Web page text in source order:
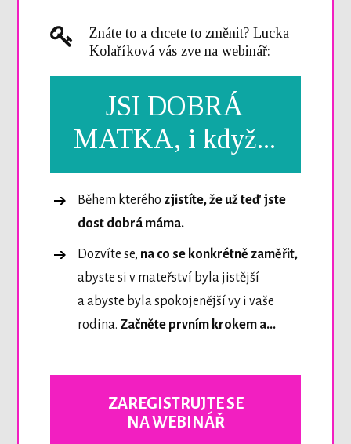
Znáte to a chcete to změnit? Lucka
Kolaříková vás zve na webinář:
JSI DOBRÁ
MATKA, i když...
Během kterého zjistíte, že už teď jste
dost dobrá máma.
Dozvíte se, na co se konkrétně zaměřit,
abyste si v mateřství byla jistější
a abyste byla spokojenější vy i vaše
rodina. Začněte prvním krokem a...
ZAREGISTRUJTE SE
NA WEBINÁŘ